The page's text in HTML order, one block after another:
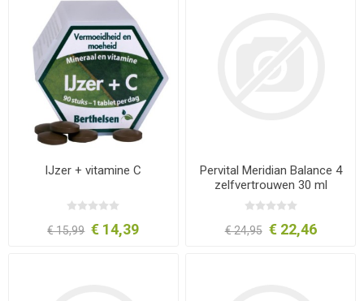
IJzer + vitamine C
€ 15,99 € 14,39
Pervital Meridian Balance 4
zelfvertrouwen 30 ml
€ 24,95 € 22,46